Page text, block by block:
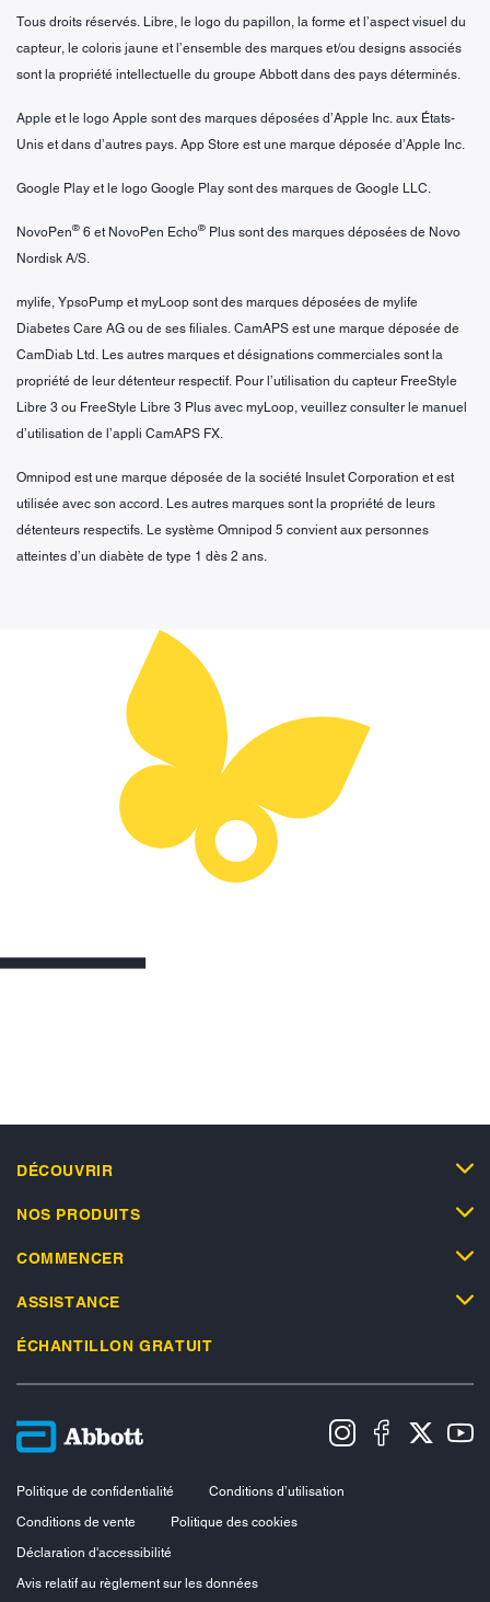
Tous droits réservés. Libre, le logo du papillon, la forme et l’aspect visuel du
capteur, le coloris jaune et l’ensemble des marques et/ou designs associés
sont la propriété intellectuelle du groupe Abbott dans des pays déterminés.
Apple et le logo Apple sont des marques déposées d’Apple Inc. aux États-
Unis et dans d’autres pays. App Store est une marque déposée d’Apple Inc.
Google Play et le logo Google Play sont des marques de Google LLC.
NovoPen® 6 et NovoPen Echo® Plus sont des marques déposées de Novo
Nordisk A/S.
mylife, YpsoPump et myLoop sont des marques déposées de mylife
Diabetes Care AG ou de ses filiales. CamAPS est une marque déposée de
CamDiab Ltd. Les autres marques et désignations commerciales sont la
propriété de leur détenteur respectif. Pour l’utilisation du capteur FreeStyle
Libre 3 ou FreeStyle Libre 3 Plus avec myLoop, veuillez consulter le manuel
d’utilisation de l’appli CamAPS FX.
Omnipod est une marque déposée de la société Insulet Corporation et est
utilisée avec son accord. Les autres marques sont la propriété de leurs
détenteurs respectifs. Le système Omnipod 5 convient aux personnes
atteintes d’un diabète de type 1 dès 2 ans.
DÉCOUVRIR
NOS PRODUITS
COMMENCER
ASSISTANCE
ÉCHANTILLON GRATUIT
Politique de confidentialité
Conditions d’utilisation
Conditions de vente
Politique des cookies
Déclaration d'accessibilité
Avis relatif au règlement sur les données